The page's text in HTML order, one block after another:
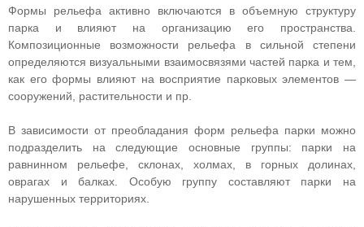
Формы рельефа активно включаются в объемную структуру
парка и влияют на организацию его пространства.
Композиционные возможности рельефа в сильной степени
определяются визуальными взаимосвязями частей парка и тем,
как его формы влияют на восприятие парковых элементов —
сооружений, растительности и пр.
В зависимости от преобладания форм рельефа парки можно
подразделить на следующие основные группы: парки на
равнинном рельефе, склонах, холмах, в горных долинах,
оврагах и балках. Особую группу составляют парки на
нарушенных территориях.